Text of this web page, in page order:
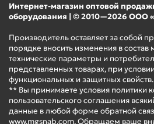
Интернет-магазин оптовой
оборудования | © 2010—2026 ООО
Производитель оставляет за собой
порядке вносить изменения в состав
технические параметры и
представленных товарах, при
функциональных и защитных свойств.
** Вы принимаете условия политики
пользовательского соглашения
данные в любой форме обратной
www.mgsnab.com. Обращаем ваше